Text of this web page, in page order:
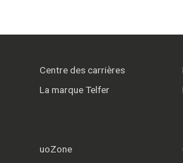
Centre des carrières
La marque Telfer
uoZone